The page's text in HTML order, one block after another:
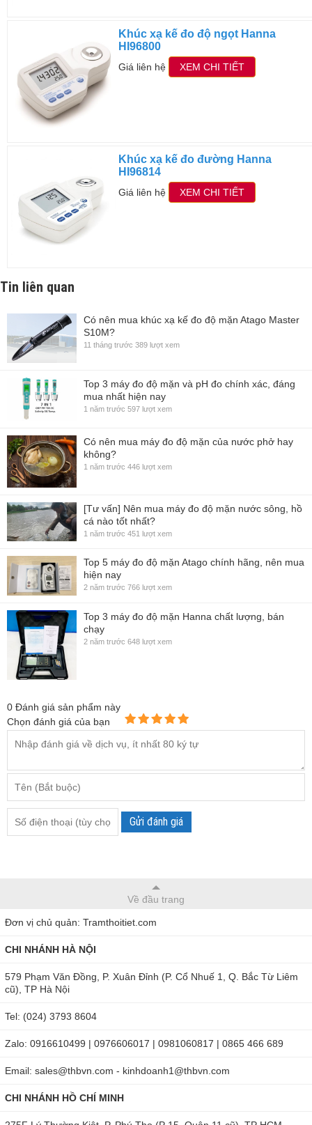
Khúc xạ kế đo độ ngọt Hanna
HI96800
Giá liên hệ XEM CHI TIẾT
Khúc xạ kế đo đường Hanna
HI96814
Giá liên hệ XEM CHI TIẾT
Tin liên quan
Có nên mua khúc xạ kế đo độ mặn Atago Master
S10M?
11 tháng trước 389 lượt xem
Top 3 máy đo độ mặn và pH đo chính xác, đáng
mua nhất hiện nay
1 năm trước 597 lượt xem
Có nên mua máy đo độ mặn của nước phở hay
không?
1 năm trước 446 lượt xem
[Tư vấn] Nên mua máy đo độ mặn nước sông, hồ
cá nào tốt nhất?
1 năm trước 451 lượt xem
Top 5 máy đo độ mặn Atago chính hãng, nên mua
hiện nay
2 năm trước 766 lượt xem
Top 3 máy đo độ mặn Hanna chất lượng, bán
chạy
2 năm trước 648 lượt xem
0 Đánh giá sản phẩm này
Chọn đánh giá của bạn
Gửi đánh giá
Về đầu trang
Đơn vị chủ quản: Tramthoitiet.com
CHI NHÁNH HÀ NỘI
579 Phạm Văn Đồng, P. Xuân Đỉnh (P. Cổ Nhuế 1, Q. Bắc Từ Liêm
cũ), TP Hà Nội
Tel: (024) 3793 8604
Zalo: 0916610499 | 0976606017 | 0981060817 | 0865 466 689
Email: sales@thbvn.com - kinhdoanh1@thbvn.com
CHI NHÁNH HỒ CHÍ MINH